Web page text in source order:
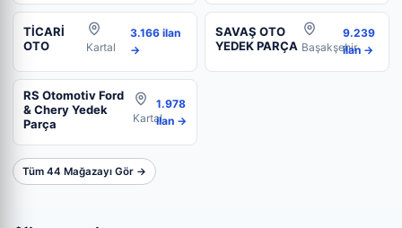
TİCARİ
OTO
Kartal
3.166 ilan
→
SAVAŞ OTO
YEDEK PARÇA Başakşehir
9.239
ilan →
RS Otomotiv Ford
& Chery Yedek
Parça
Kartal
1.978
ilan →
Tüm 44 Mağazayı Gör →